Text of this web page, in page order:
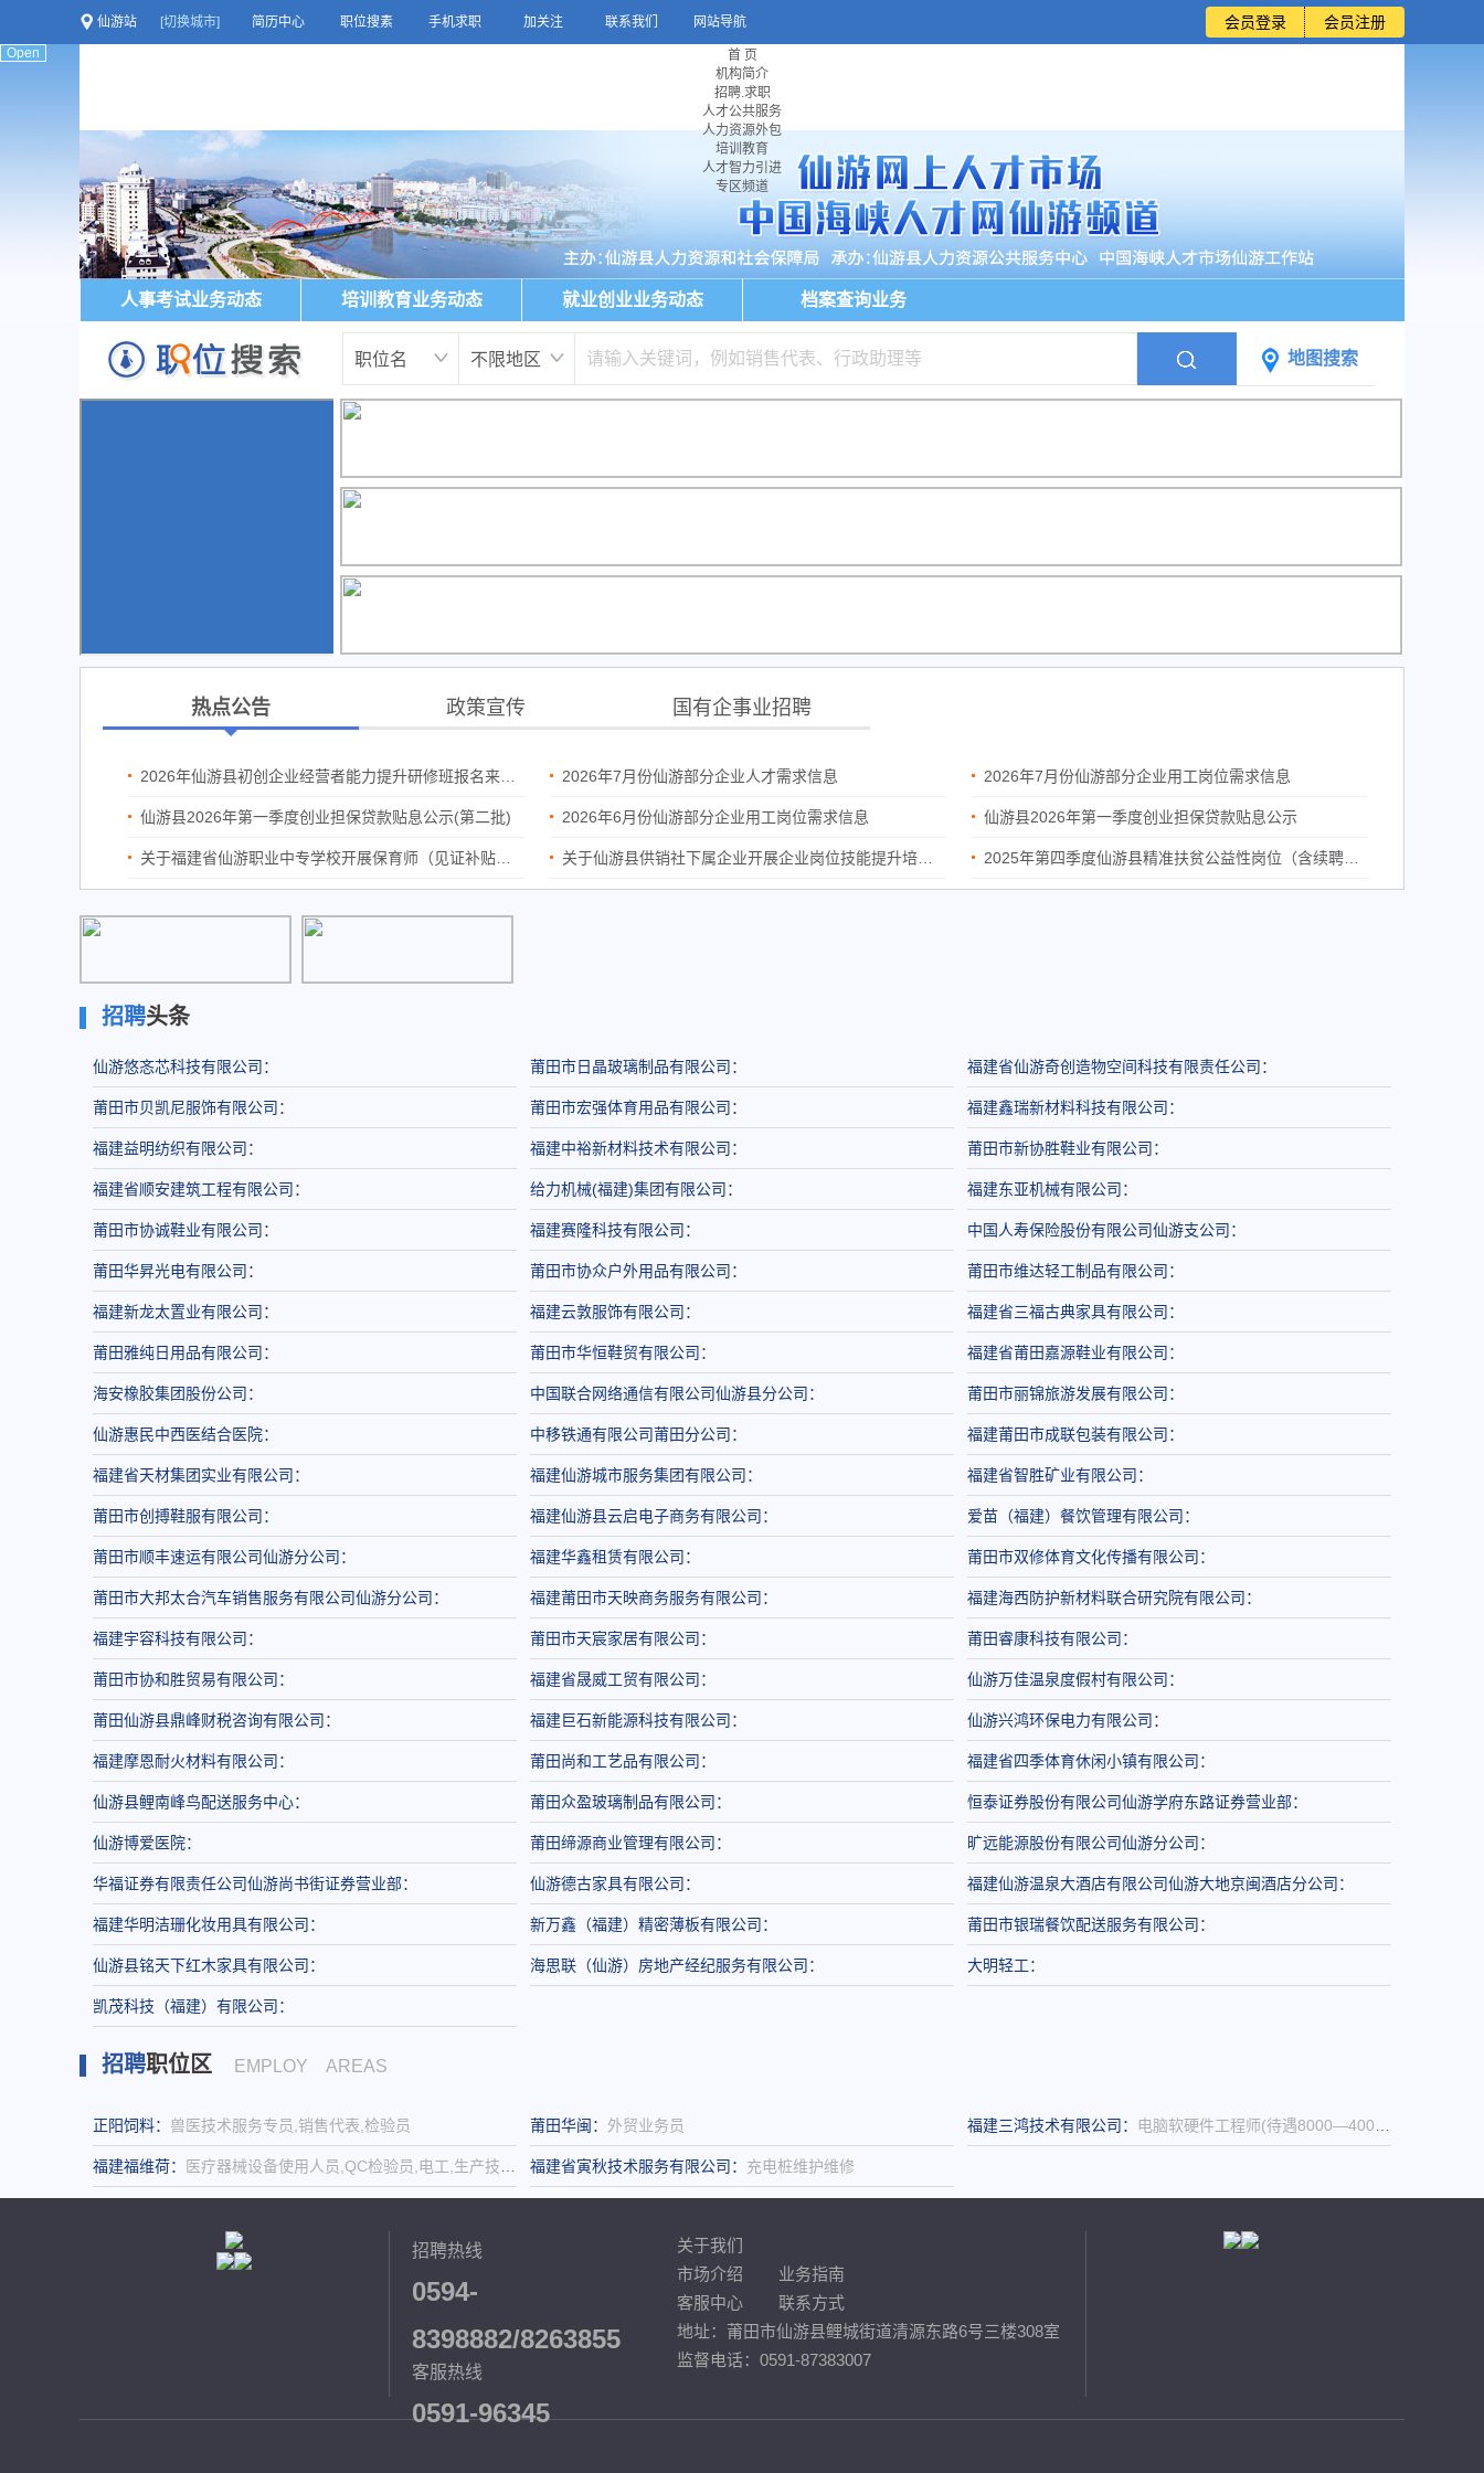
仙游站 [切换城市] 简历中心 职位搜素 手机求职 加关注 联系我们 网站导航 会员登录 会员注册
首 页
机构简介
招聘.求职
人才公共服务
人力资源外包
培训教育
人才智力引进
专区频道
人事考试业务动态 培训教育业务动态 就业创业业务动态 档案查询业务
地图搜索
热点公告 政策宣传 国有企事业招聘
2026年仙游县初创企业经营者能力提升研修班报名来啦！ 2026年7月份仙游部分企业人才需求信息 2026年7月份仙游部分企业用工岗位需求信息
仙游县2026年第一季度创业担保贷款贴息公示(第二批) 2026年6月份仙游部分企业用工岗位需求信息 仙游县2026年第一季度创业担保贷款贴息公示
关于福建省仙游职业中专学校开展保育师（见证补贴用券）就业技能培训补贴情况公示 关于仙游县供销社下属企业开展企业岗位技能提升培训（办公软件应用操作）第一批补贴情况公示 2025年第四季度仙游县精准扶贫公益性岗位（含续聘、银发）（第一批）补贴情况公示
招聘头条
仙游悠忞芯科技有限公司： 莆田市日晶玻璃制品有限公司： 福建省仙游奇创造物空间科技有限责任公司：
莆田市贝凯尼服饰有限公司： 莆田市宏强体育用品有限公司： 福建鑫瑞新材料科技有限公司：
福建益明纺织有限公司： 福建中裕新材料技术有限公司： 莆田市新协胜鞋业有限公司：
福建省顺安建筑工程有限公司： 给力机械(福建)集团有限公司： 福建东亚机械有限公司：
莆田市协诚鞋业有限公司： 福建赛隆科技有限公司： 中国人寿保险股份有限公司仙游支公司：
莆田华昇光电有限公司： 莆田市协众户外用品有限公司： 莆田市维达轻工制品有限公司：
福建新龙太置业有限公司： 福建云敦服饰有限公司： 福建省三福古典家具有限公司：
莆田雅纯日用品有限公司： 莆田市华恒鞋贸有限公司： 福建省莆田嘉源鞋业有限公司：
海安橡胶集团股份公司： 中国联合网络通信有限公司仙游县分公司： 莆田市丽锦旅游发展有限公司：
仙游惠民中西医结合医院： 中移铁通有限公司莆田分公司： 福建莆田市成联包装有限公司：
福建省天材集团实业有限公司： 福建仙游城市服务集团有限公司： 福建省智胜矿业有限公司：
莆田市创搏鞋服有限公司： 福建仙游县云启电子商务有限公司： 爱苗（福建）餐饮管理有限公司：
莆田市顺丰速运有限公司仙游分公司： 福建华鑫租赁有限公司： 莆田市双修体育文化传播有限公司：
莆田市大邦太合汽车销售服务有限公司仙游分公司： 福建莆田市天映商务服务有限公司： 福建海西防护新材料联合研究院有限公司：
福建宇容科技有限公司： 莆田市天宸家居有限公司： 莆田睿康科技有限公司：
莆田市协和胜贸易有限公司： 福建省晟威工贸有限公司： 仙游万佳温泉度假村有限公司：
莆田仙游县鼎峰财税咨询有限公司： 福建巨石新能源科技有限公司： 仙游兴鸿环保电力有限公司：
福建摩恩耐火材料有限公司： 莆田尚和工艺品有限公司： 福建省四季体育休闲小镇有限公司：
仙游县鲤南峰鸟配送服务中心： 莆田众盈玻璃制品有限公司： 恒泰证券股份有限公司仙游学府东路证券营业部：
仙游博爱医院： 莆田缔源商业管理有限公司： 旷远能源股份有限公司仙游分公司：
华福证券有限责任公司仙游尚书街证券营业部： 仙游德古家具有限公司： 福建仙游温泉大酒店有限公司仙游大地京闽酒店分公司：
福建华明洁珊化妆用具有限公司： 新万鑫（福建）精密薄板有限公司： 莆田市银瑞餐饮配送服务有限公司：
仙游县铭天下红木家具有限公司： 海思联（仙游）房地产经纪服务有限公司： 大明轻工：
凯茂科技（福建）有限公司：
招聘职位区 EMPLOY AREAS
正阳饲料： 兽医技术服务专员,销售代表,检验员 莆田华闽： 外贸业务员 福建三鸿技术有限公司： 电脑软硬件工程师(待遇8000—4000元/月+业绩提成+股权奖),商务部秘书(待遇8000-4000元/月+业绩提成+股权奖励),企业会计（待遇6000-4000元+业绩提成+股权奖励）,高校商务代
福建福维荷： 医疗器械设备使用人员,QC检验员,电工,生产技术员 福建省寅秋技术服务有限公司： 充电桩维护维修
Open
招聘热线
0594-
8398882/8263855
客服热线
0591-96345
关于我们
市场介绍
业务指南
客服中心
联系方式
地址：莆田市仙游县鲤城街道清源东路6号三楼308室
监督电话：0591-87383007